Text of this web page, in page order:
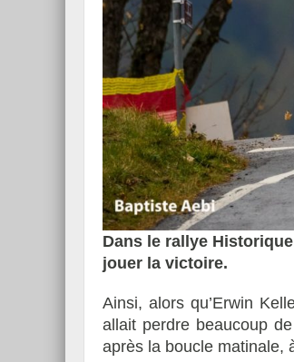
Dans le rallye
jouer la victoire.
Ainsi, alors qu’Erwin
allait perdre beaucoup
après la boucle matinale,